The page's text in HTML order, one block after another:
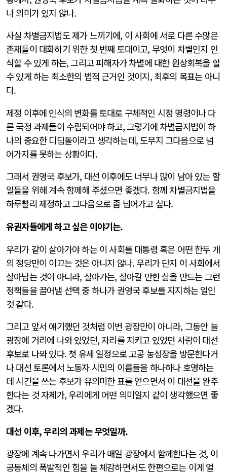
나 의미가 있지 않나.
사실 차별금지법도 제가 느끼기에, 이 사회에 서로 다른 수많은
존재들이 대화하기 위한 첫 번째 토대이고, 무엇이 차별인지 인
식할 수 있게 하는, 그리고 피해자가 차별에 대한 원상회복을 할
수 있게 하는 최소한의 법적 근거인 것이지, 최후의 목표는 아니
다.
제정 이후에 인식의 변화를 토대로 구체적인 시정 명령이나 다
른 국정 과제들이 수립되어야 하고, 그렇기에 차별금지법이 하
나의 중요한 디딤돌이라고 생각하는데, 도무지 그다음으로 넘
어가지를 못하는 상황이다.
그래서 권영국 후보가, 대선 이후에도 너무나 많이 남아 있는 할
일들을 위해 계속 함께해 주셨으면 좋겠다. 함께 차별금지법을
하루빨리 제정하고 그다음으로 좀 넘어가고 싶다.
유권자들에게 하고 싶은 이야기는.
우리가 같이 살아가야 하는 이 사회를 대통령 혹은 어떤 한두 개
의 정당만이 이끄는 것은 아니지 않나. 우리가 단지 이 사회에서
살아남는 것이 아니라, 살아가는, 살아갈 만한 삶을 만드는 그런
정책들을 끌어낼 선택 중 하나가 권영국 후보를 지지하는 일인
것 같다.
그리고 앞서 얘기했던 것처럼 이번 광장만이 아니라, 그동안 늘
광장에 거리에 나와 있었던, 자리를 지키고 있었던 사람이 대선
후보로 나와 있다. 첫 유세 일정으로 고공 농성장을 방문한다거
나 대선 토론에서 노동자 시민의 이름들을 하나하나 호명하는
데 시간을 쓰는 후보가 유의미한 표를 얻으면서 이 대선을 완주
한다는 것 자체가, 우리에게 어떤 의미일지 같이 생각했으면 좋
겠다.
대선 이후, 우리의 과제는 무엇일까.
광장에 계속 나가면서 우리가 매일 광장에서 함께한다는 것, 이
공동체의 폭발적인 힘을 늘 체감하면서도 한편으로는 이게 얼